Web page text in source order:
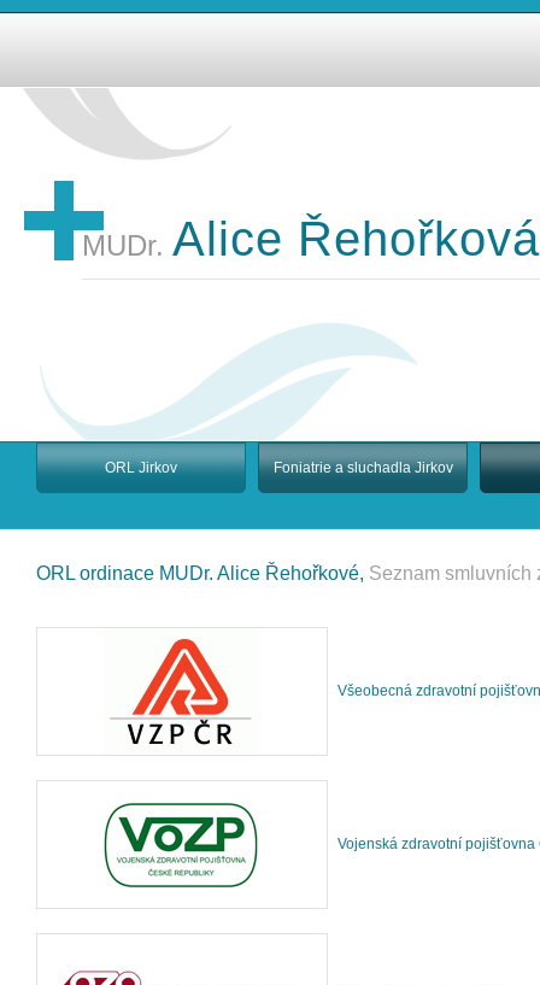
MUDr. Alice Řehořková
ORL ordinace MUDr. Alice Řehořkové, Seznam smluvních
Všeobecná zdravotní
Vojenská zdravotní
ORL Jirkov Foniatrie a sluchadla Jirkov